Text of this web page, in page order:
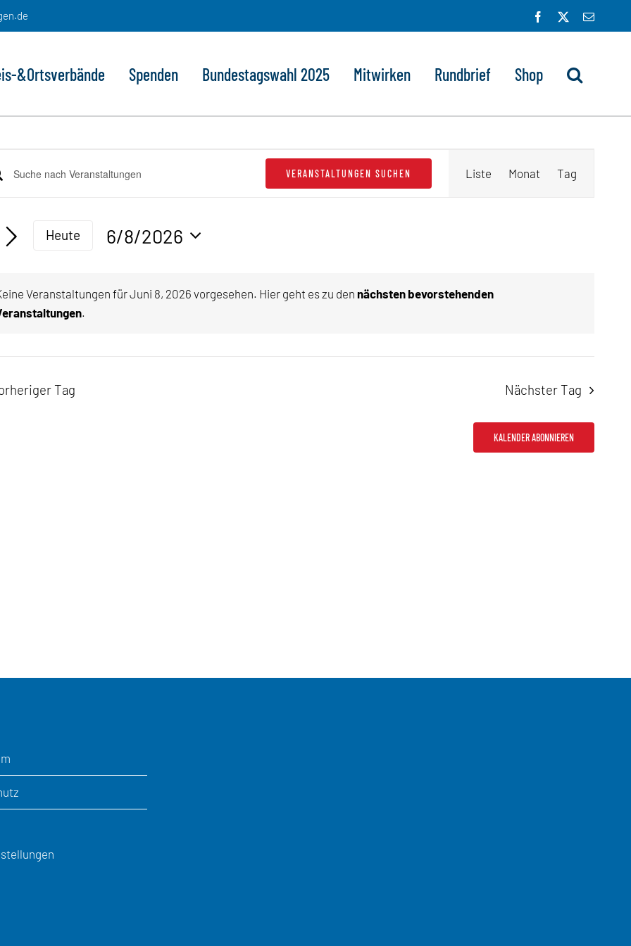
Facebook
E-
&Ortsverbände Spenden Bundestagswahl 2025 Mitwirken Rundbrief Shop
Veranstaltungen für Juni 8, 2026 vorgesehen. Hier geht es zu dennächsten bevorstehenden
.
VERANSTALTUNGEN SUCHEN
Ansichten-
Liste Monat Tag
Heute
6/8/2026
Tag Nächster Tag
KALENDER ABONNIEREN